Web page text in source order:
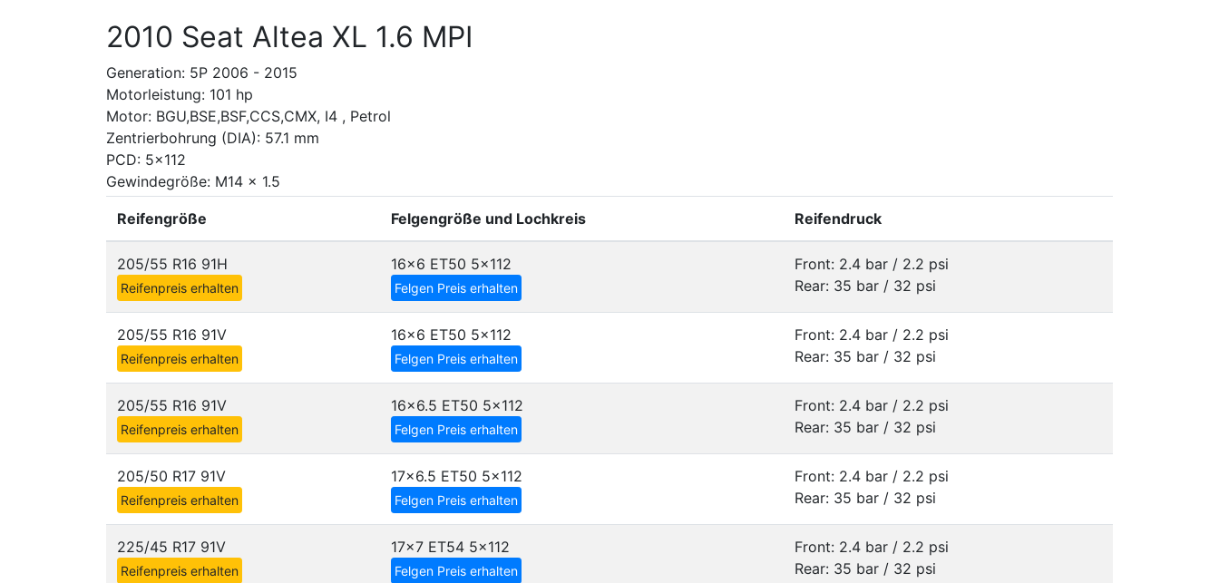
2010 Seat Altea XL 1.6 MPI
Generation: 5P 2006 - 2015
Motorleistung: 101 hp
Motor: BGU,BSE,BSF,CCS,CMX, I4 , Petrol
Zentrierbohrung (DIA): 57.1 mm
PCD: 5x112
Gewindegröße: M14 x 1.5
Reifengröße Felgengröße und Lochkreis Reifendruck
205/55 R16 91H
Reifenpreis erhalten
16x6 ET50 5x112
Felgen Preis erhalten
Front: 2.4 bar / 2.2 psi
Rear: 35 bar / 32 psi
205/55 R16 91V
Reifenpreis erhalten
16x6 ET50 5x112
Felgen Preis erhalten
Front: 2.4 bar / 2.2 psi
Rear: 35 bar / 32 psi
205/55 R16 91V
Reifenpreis erhalten
16x6.5 ET50 5x112
Felgen Preis erhalten
Front: 2.4 bar / 2.2 psi
Rear: 35 bar / 32 psi
205/50 R17 91V
Reifenpreis erhalten
17x6.5 ET50 5x112
Felgen Preis erhalten
Front: 2.4 bar / 2.2 psi
Rear: 35 bar / 32 psi
225/45 R17 91V
Reifenpreis erhalten
17x7 ET54 5x112
Felgen Preis erhalten
Front: 2.4 bar / 2.2 psi
Rear: 35 bar / 32 psi